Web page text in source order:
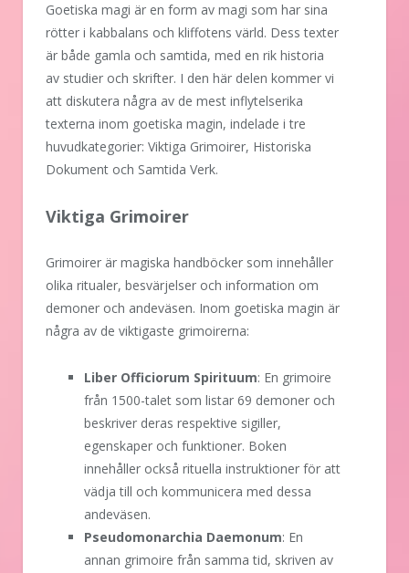
Goetiska magi är en form av magi som har sina
rötter i kabbalans och kliffotens värld. Dess texter
är både gamla och samtida, med en rik historia
av studier och skrifter. I den här delen kommer vi
att diskutera några av de mest inflytelserika
texterna inom goetiska magin, indelade i tre
huvudkategorier: Viktiga Grimoirer, Historiska
Dokument och Samtida Verk.
Viktiga Grimoirer
Grimoirer är magiska handböcker som innehåller
olika ritualer, besvärjelser och information om
demoner och andeväsen. Inom goetiska magin är
några av de viktigaste grimoirerna:
Liber Officiorum Spirituum: En grimoire
från 1500-talet som listar 69 demoner och
beskriver deras respektive sigiller,
egenskaper och funktioner. Boken
innehåller också rituella instruktioner för att
vädja till och kommunicera med dessa
andeväsen.
Pseudomonarchia Daemonum: En
annan grimoire från samma tid, skriven av